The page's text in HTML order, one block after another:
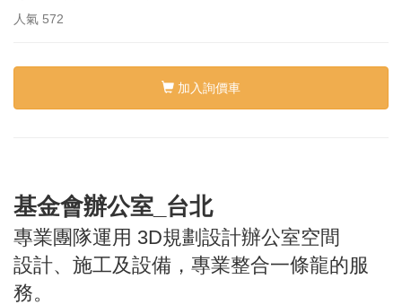
人氣 572
加入詢價車
基金會辦公室_台北
專業團隊運用 3D規劃設計辦公室空間
設計、施工及設備，專業整合一條龍的服
務。